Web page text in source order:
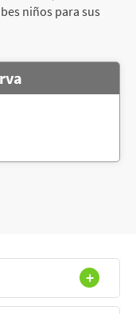
niños para sus